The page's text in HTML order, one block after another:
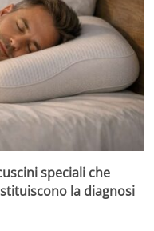
speciali che
la diagnosi